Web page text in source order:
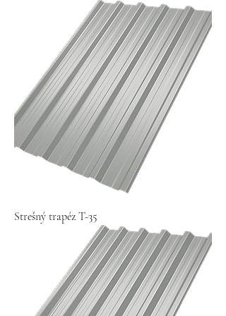
Strešný trapéz T-35